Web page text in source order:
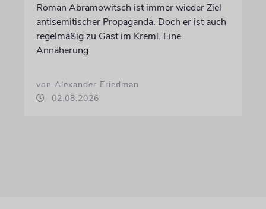
Roman Abramowitsch ist immer wieder Ziel
antisemitischer Propaganda. Doch er ist auch
regelmäßig zu Gast im Kreml. Eine
Annäherung
von Alexander Friedman
02.08.2026